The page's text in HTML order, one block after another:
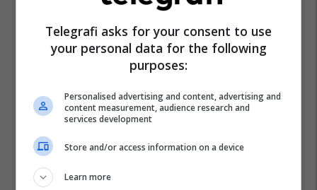
EXPO DIASPORA 2026 mbahet
më 3, 4 dhe 5 gusht në Prishtinë
Expo Prishtina
pushime pranë detit
Edil Project
Plan B – reklamoni biznesin tuaj
Telegrafi asks for your consent to use
your personal data for the following
purposes:
Personalised advertising and content, advertising and
content measurement, audience research and
services development
Store and/or access information on a device
Learn more